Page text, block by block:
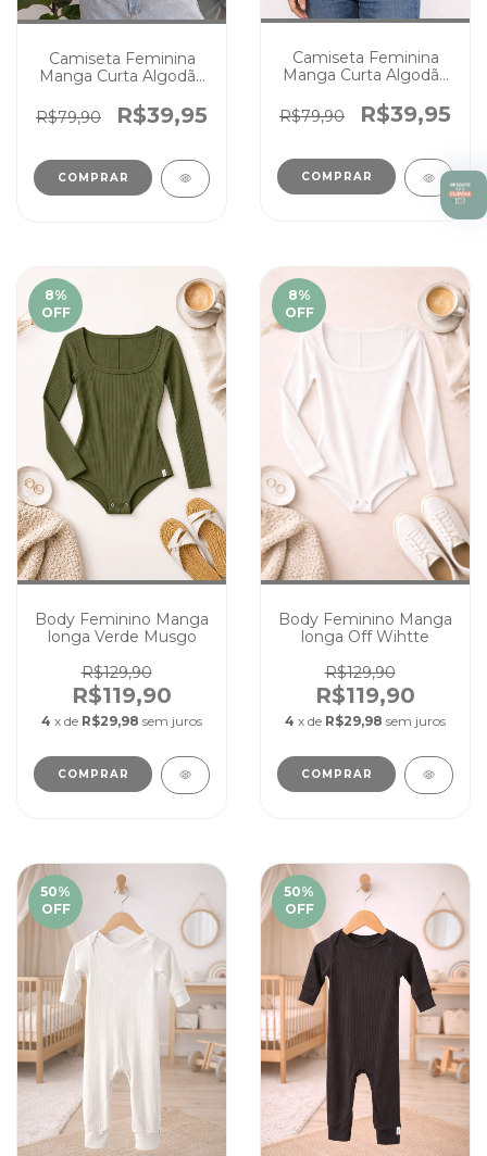
Camiseta Feminina
Manga Curta Algodão
Chocolate
R$79,90 R$39,95
COMPRAR
Camiseta Feminina
Manga Curta Algodão
Verde Musgo
R$79,90 R$39,95
COMPRAR
8%
OFF
Body Feminino Manga
longa Verde Musgo
R$129,90
R$119,90
4 x de R$29,98 sem juros
COMPRAR
8%
OFF
Body Feminino Manga
longa Off Wihtte
R$129,90
R$119,90
4 x de R$29,98 sem juros
COMPRAR
50%
OFF
50%
OFF